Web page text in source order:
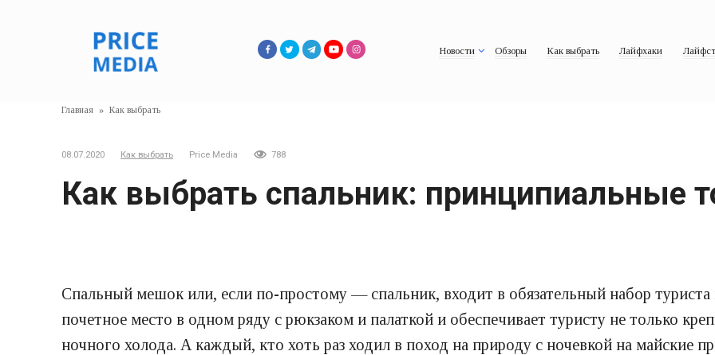
Новости Обзоры Как выбрать Лайфхаки
Главная » Как выбрать
08.07.2020 Как выбрать Price Media 788
Как выбрать спальник: принципиальные
Спальный мешок или, если по-простому — спальник, входит в обязательный набор
почетное место в одном ряду с рюкзаком и палаткой и обеспечивает туристу не только
ночного холода. А каждый, кто хоть раз ходил в поход на природу с ночевкой на майские